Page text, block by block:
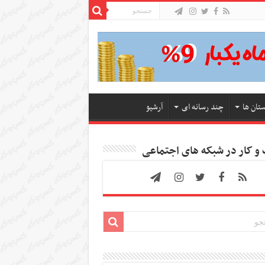
ها چند رسانه ای آرشیو
کار در شبکه های اجتماعی